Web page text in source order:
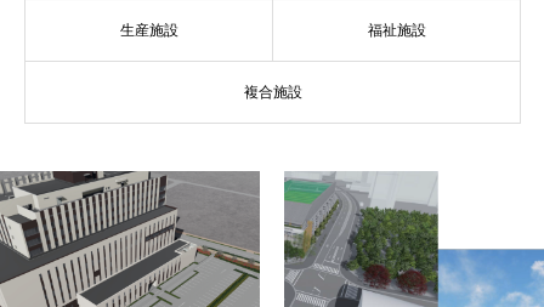
生産施設 福祉施設
複合施設